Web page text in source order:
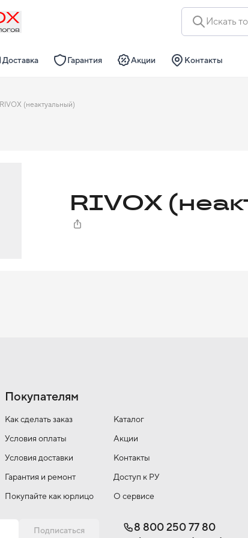
Искать
Доставка Гарантия Акции Контакты
RIVOX (неактуальный)
RIVOX
Покупателям
Как сделать заказ
Условия оплаты
Условия доставки
Гарантия и ремонт
Покупайте как юрлицо
Каталог
Акции
Контакты
Доступ к РУ
О сервисе
Подписаться
8 800 250 77 80